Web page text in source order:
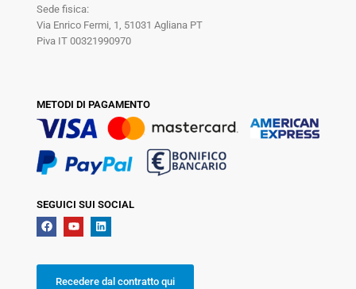
Sede fisica:
Via Enrico Fermi, 1, 51031 Agliana PT
Piva IT 00321990970
METODI DI PAGAMENTO
SEGUICI SUI SOCIAL
Recedere dal contratto qui